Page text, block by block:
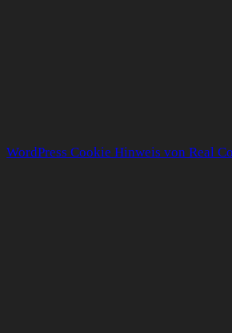
WordPress Cookie Hinweis von Real